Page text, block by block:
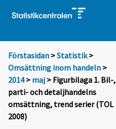
Förstasidan >Statistik >
Omsättning inom handeln >
2014> maj > Figurbilaga 1. Bil-,
parti- och detaljhandelns
omsättning, trend serier (TOL
2008)